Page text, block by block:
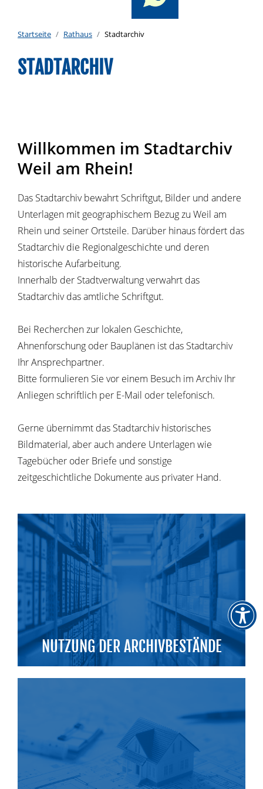
Startseite Rathaus Stadtarchiv
STADTARCHIV
Willkommen im Stadtarchiv
Weil am Rhein!
Das Stadtarchiv bewahrt Schriftgut, Bilder und andere
Unterlagen mit geographischem Bezug zu Weil am
Rhein und seiner Ortsteile. Darüber hinaus fördert das
Stadtarchiv die Regionalgeschichte und deren
historische Aufarbeitung.
Innerhalb der Stadtverwaltung verwahrt das
Stadtarchiv das amtliche Schriftgut.
Bei Recherchen zur lokalen Geschichte,
Ahnenforschung oder Bauplänen ist das Stadtarchiv
Ihr Ansprechpartner.
Bitte formulieren Sie vor einem Besuch im Archiv Ihr
Anliegen schriftlich per E-Mail oder telefonisch.
Gerne übernimmt das Stadtarchiv historisches
Bildmaterial, aber auch andere Unterlagen wie
Tagebücher oder Briefe und sonstige
zeitgeschichtliche Dokumente aus privater Hand.
NUTZUNG DER ARCHIVBESTÄNDE